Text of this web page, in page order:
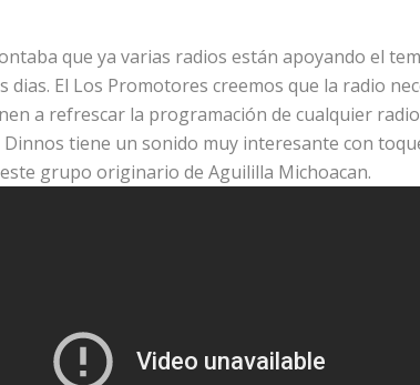
que ya varias radios están apoyando el
dias. El Los Promotores creemos que la radio
a refrescar la programación de cualquier
tiene un sonido muy interesante con
grupo originario de Aguililla Michoacan.